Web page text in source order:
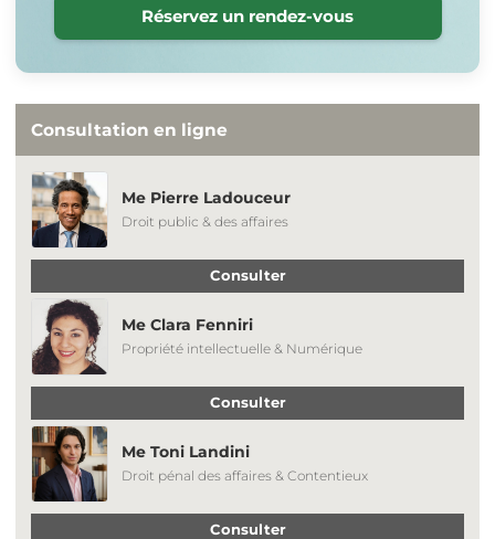
Réservez un rendez-vous
Consultation en ligne
Me Pierre Ladouceur
Droit public & des affaires
Consulter
Me Clara Fenniri
Propriété intellectuelle & Numérique
Consulter
Me Toni Landini
Droit pénal des affaires & Contentieux
Consulter